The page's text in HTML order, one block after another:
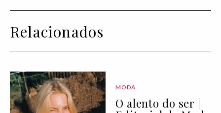
Relacionados
MODA
O alento do ser |